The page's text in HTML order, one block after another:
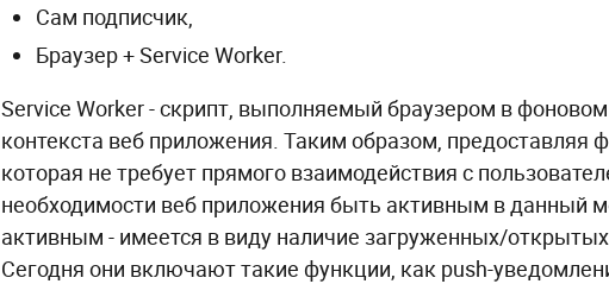
Сам подписчик,
Браузер + Service Worker.
Service Worker - скрипт, выполняемый браузером в
контекста веб приложения. Таким образом, предоставляя
которая не требует прямого взаимодействия с
необходимости веб приложения быть активным в данный
активным - имеется в виду наличие загруженных/
Сегодня они включают такие функции, как push-